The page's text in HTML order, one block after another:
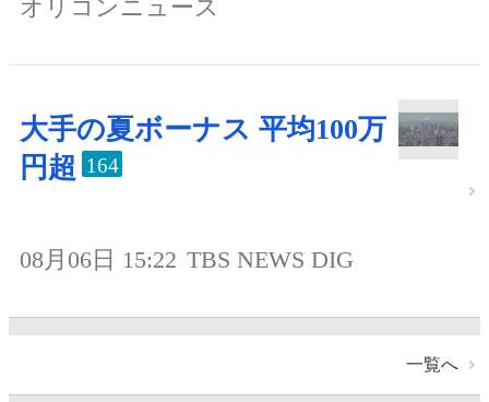
オリコンニュース
大手の夏ボーナス 平均100万
円超 164
08月06日 15:22 TBS NEWS DIG
一覧へ